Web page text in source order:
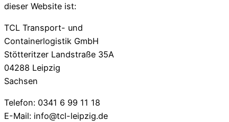
dieser Website ist:
TCL Transport- und
Containerlogistik GmbH
Stötteritzer Landstraße 35A
04288 Leipzig
Sachsen
Telefon: 0341 6 99 11 18
E-Mail: info@tcl-leipzig.de